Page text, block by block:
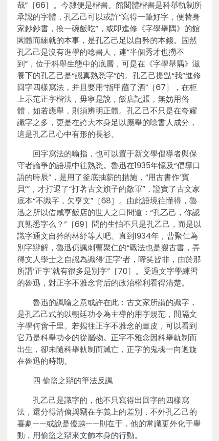
哉”［66］。今隸便是楷書。館閣體楷書是科舉軌制所
承認的字體，孔乙己可以或許“寫得一筆好字，便替身
家鈔鈔書，換一碗飯吃”，或即進修《字學舉隅》的館
閣體而練就的本事，是孔乙己足以自矜的本錢。固然
孔乙己是沒有進學的唸書人，連“半個秀才也撈不
到”，位于科舉生態中的底層，可是在《字學舉隅》滋
養下的孔乙己是“認真熟悉字”的。孔乙己提點“我”進修
回字四樣寫法，并且要用“指甲蘸了酒”［67］，在柜
上示范正字楷法，毋寧是說，飯店記賬，無妨用俗
體，如若應舉，則須辨明正體。孔乙己不只是在夸耀
識字之多，更是在誇大本身足以應舉的唸書人成分，
這是孔乙己心中有形的長衫。
回字寫法的喻指，也可以置于新文學倡導者與保
守者論爭的語境中往熟悉。魯迅在1935年憶及“倡導口
語的時辰”，是用了釜底抽薪的措施，“用古書作‘寶
貝’”，才打退了“打著古文旗子的敵軍”，證實了古文家
底本“不識字，欠亨文”［68］。由此語境往懂得，魯
迅之所以借咸亨飯店的世人之口問道：“孔乙己，你認
真熟悉字么？”［69］問的生怕不只是孔乙己，而是以
識字通文自矜的林紓等人吧。直到1934年，曹聚仁為
別字辯解，魯迅仍諷刺曹聚仁的“戰法也是搬古書，弄
得文人學士之自認為識得‘正字’者，啼笑皆非，由於那
所謂‘正字’就有很多是別字”［70］。受過文字學練習
的魯迅，對正字不雅念背后的政治權利看得清楚。
魯迅的諷喻之意或許在此：古文家所謂的識字，
是孔乙己式的以朝廷功令為主導的用字規范，間隔文
字學何啻千里。若揭往正字不雅念的畫皮，可以看到
它乃是科舉功令的從屬物。正字不雅念因科舉軌制而
出生，卻未隨科舉軌制而滅亡，正字的鬼魂一向迴旋
在魯迅的時期。
四 偷盜之辯的筆法反諷
孔乙己是識字的，他不只寫得出回字的四樣寫
法，還分得清偷與竊在字義上的差別，不外孔乙己的
喜劇——或說是優越——則在于，他的常識更外化于舉
動，用偷盜之辯來文飾本身的行動。